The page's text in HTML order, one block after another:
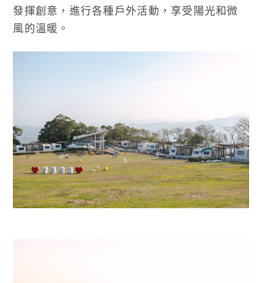
發揮創意，進行各種戶外活動，享受陽光和微
風的溫暖。